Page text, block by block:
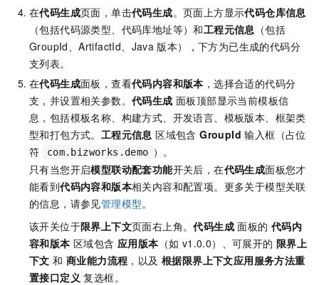
在代码生成页面，单击代码生成。页面上方显示代码仓库信息
（包括代码源类型、代码库地址等）和工程元信息 （包括
GroupId、ArtifactId、Java 版本），下方为已生成的代码分
支列表。
在代码生成面板，查看代码内容和版本 ，选择合适的代码分
支，并设置相关参数。 代码生成 面板顶部显示当前模板信
息，包括模板名称、构建方式、开发语言、模板版本、框架类
型和打包方式。 工程元信息 区域包含GroupId 输入框（占位
符
com.bizworks.demo ）。
只有当您开启模型联动配套功能开关后，在代码生成面板您才
能看到代码内容和版本相关内容和配置项。更多关于模型关联
的信息，请参见管理模型。
该开关位于限界上下文页面右上角。代码生成 面板的代码内
容和版本 区域包含 应用版本 （如 v1.0.0）、可展开的限界上
下文 和商业能力流程 ，以及根据限界上下文应用服务方法重
置接口定义 复选框。